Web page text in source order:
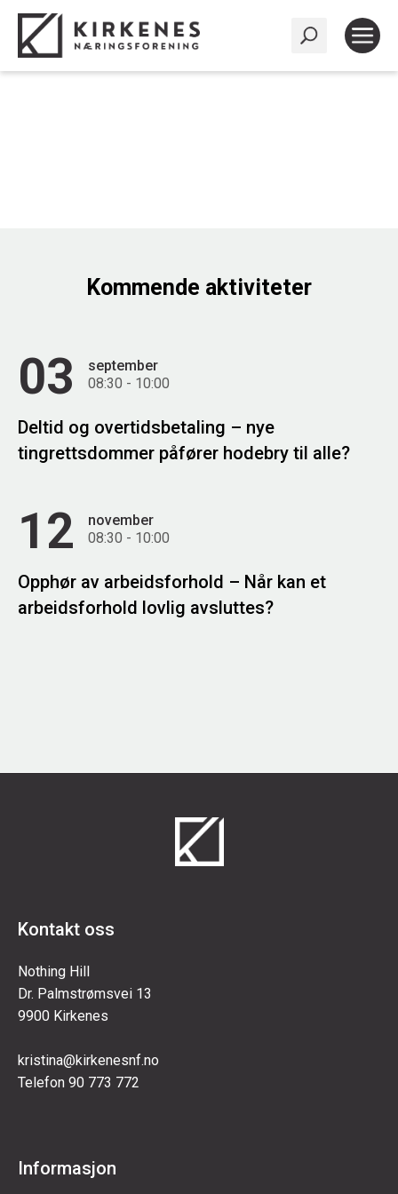
Kommende aktiviteter
03
september
08:30 - 10:00
Deltid og overtidsbetaling – nye
tingrettsdommer påfører hodebry til alle?
12
november
08:30 - 10:00
Opphør av arbeidsforhold – Når kan et
arbeidsforhold lovlig avsluttes?
Kontakt oss
Nothing Hill
Dr. Palmstrømsvei 13
9900 Kirkenes
kristina@kirkenesnf.no
Telefon 90 773 772
Informasjon